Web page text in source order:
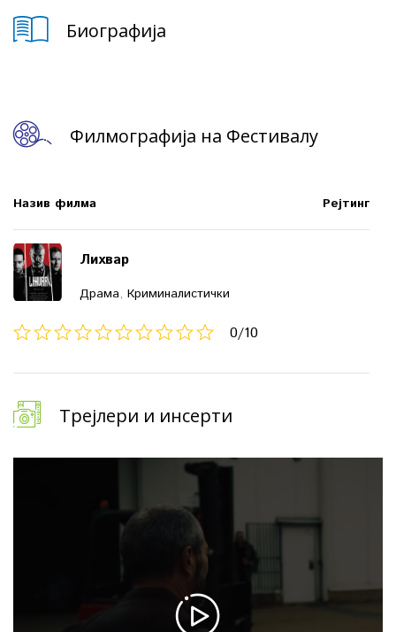
Биографија
Филмографија на Фестивалу
Назив филма Рејтинг
Лихвар
Драма, Криминалистички
0/10
Трејлери и инсерти